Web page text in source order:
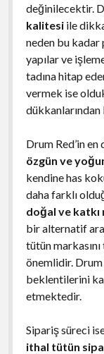
değinilecektir.
kalitesiile
neden bu
yapılar ve
tadına hitap
vermek ise
Drum Red’in
özgün ve
kendine has
daha farklı
doğal ve katkı
bir alternatif
tütün
önemlidir. Drum
beklentilerini
etmektedir.
Sipariş süreci
ithal tütün